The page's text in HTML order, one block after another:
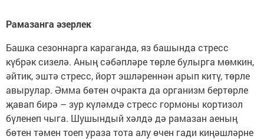
Рамазанга әзерлек
Башка сезоннарга караганда, яз башында стресс
күбрәк сизелә. Аның сәбәпләре төрле булырга мөмкин,
әйтик, эштә стресс, йорт эшләреннән арып китү, төрле
авырулар. Әмма бөтен очракта да организм бертөрле
җавап бирә – зур күләмдә стресс гормоны кортизол
бүленеп чыга. Шушындый хәлдә дә рамазан аеның
бөтен тәмен тоеп ураза тота алу өчен гади киңәшләрне